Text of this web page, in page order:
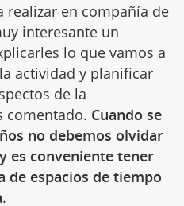
realizar en compañía de
interesante un
lo que vamos a
actividad y planificar
de la
comentado. Cuando se
no debemos olvidar
es conveniente tener
de espacios de tiempo
.